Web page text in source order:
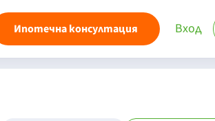
Ипотечна консултация Вход